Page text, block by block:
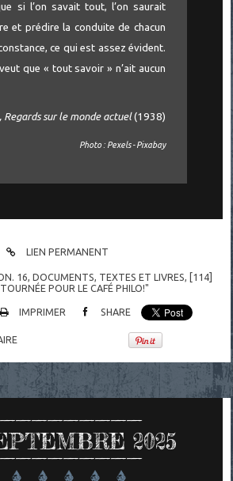
si l’on savait tout, l’on saurait
et prédire la conduite de chacun
ce qui est assez évident.
que « tout savoir » n’ait aucun
, Regards sur le monde actuel(1938)
Photo : Pexels - Pixabay
LIEN PERMANENT
16, DOCUMENTS, TEXTES ET LIVRES,
[114]
POUR LE CAFÉ PHILO!"
IMPRIMER SHARE
2025